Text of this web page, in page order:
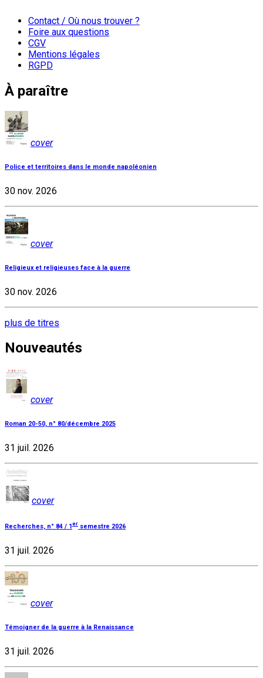
Contact / Où nous trouver ?
Foire aux questions
CGV
Mentions légales
RGPD
À paraître
cover
Police et territoires dans le monde napoléonien
30 nov. 2026
cover
Religieux et religieuses face à la guerre
30 nov. 2026
plus de titres
Nouveautés
cover
Roman 20-50, n° 80/décembre 2025
31 juil. 2026
cover
Recherches, n° 84 / 1er semestre 2026
31 juil. 2026
cover
Témoigner de la guerre à la Renaissance
31 juil. 2026